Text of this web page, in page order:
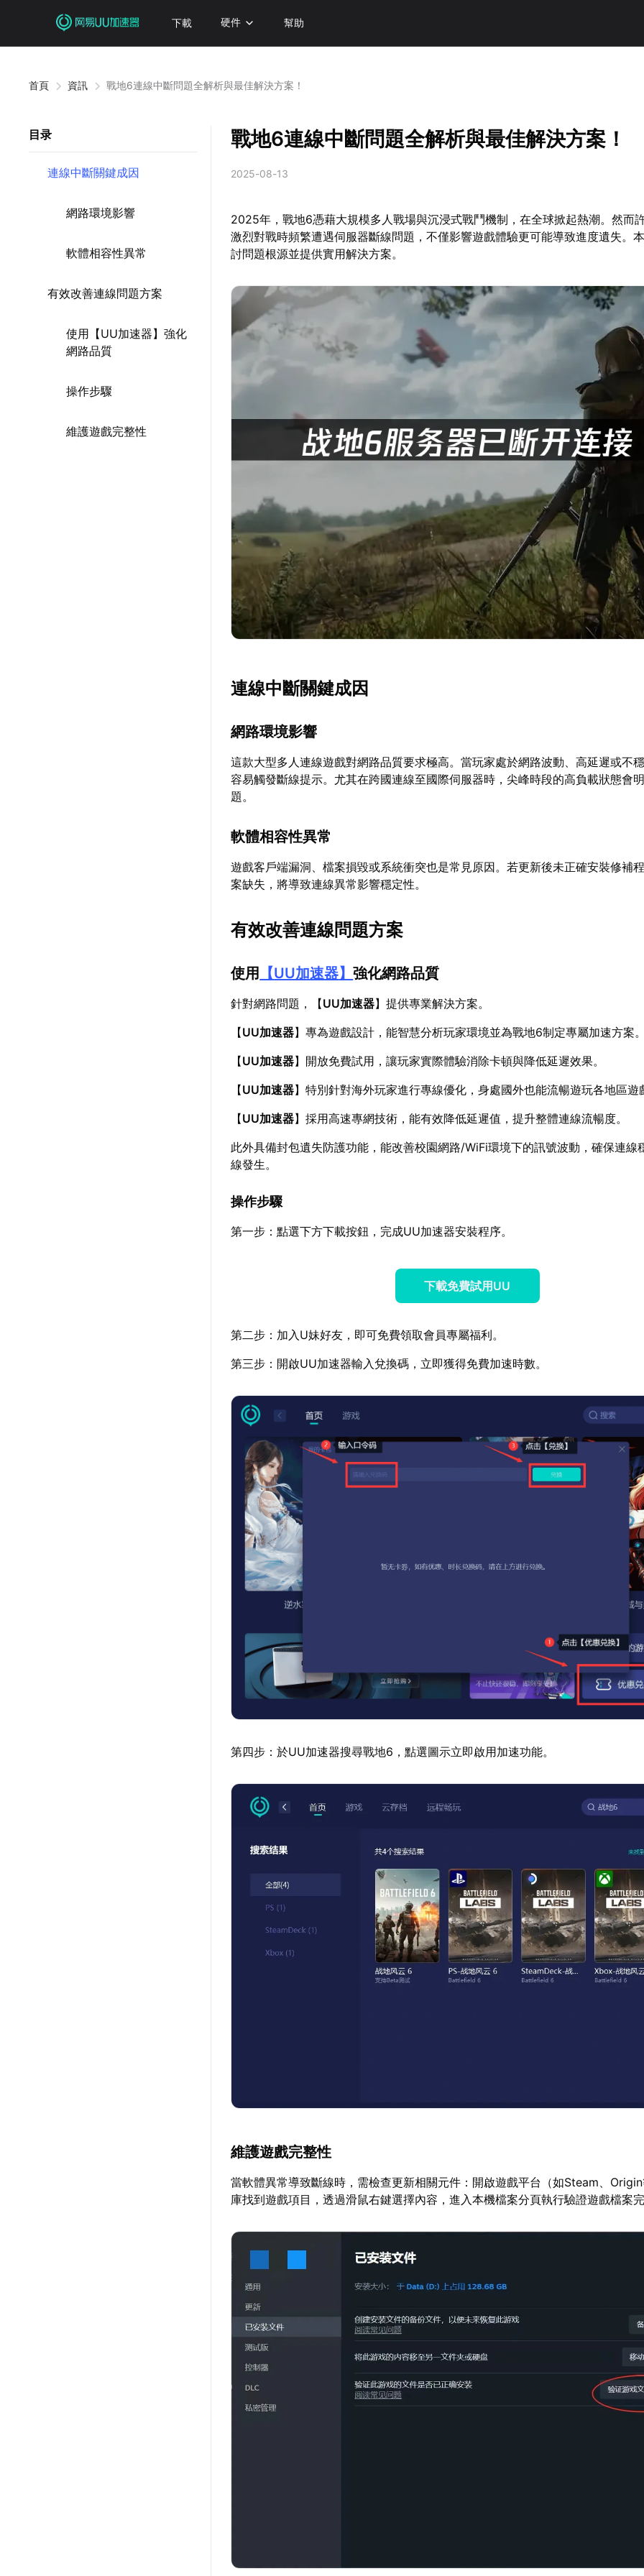
下載 硬件 幫助
首頁 資訊 戰地6連線中斷問題全解析與最佳解決方案！
目录
連線中斷關鍵成因
網路環境影響
軟體相容性異常
有效改善連線問題方案
使用【UU加速器】強化
網路品質
操作步驟
維護遊戲完整性
戰地6連線中斷問題全解析與最佳解決方案！
2025-08-13
2025年，戰地6憑藉大規模多人戰場與沉浸式戰鬥機制，在全球掀起熱潮。然而
激烈對戰時頻繁遭遇伺服器斷線問題，不僅影響遊戲體驗更可能導致進度遺失。
討問題根源並提供實用解決方案。
連線中斷關鍵成因
網路環境影響
這款大型多人連線遊戲對網路品質要求極高。當玩家處於網路波動、高延遲或不穩
容易觸發斷線提示。尤其在跨國連線至國際伺服器時，尖峰時段的高負載狀態會
題。
軟體相容性異常
遊戲客戶端漏洞、檔案損毀或系統衝突也是常見原因。若更新後未正確安裝修補
案缺失，將導致連線異常影響穩定性。
有效改善連線問題方案
使用 【UU加速器】強化網路品質
針對網路問題，【UU加速器】提供專業解決方案。
【UU加速器】專為遊戲設計，能智慧分析玩家環境並為戰地6制定專屬加速方案。
【UU加速器】開放免費試用，讓玩家實際體驗消除卡頓與降低延遲效果。
【UU加速器】特別針對海外玩家進行專線優化，身處國外也能流暢遊玩各地區遊
【UU加速器】採用高速專網技術，能有效降低延遲值，提升整體連線流暢度。
此外具備封包遺失防護功能，能改善校園網路/WiFi環境下的訊號波動，確保連線
線發生。
操作步驟
第一步：點選下方下載按鈕，完成UU加速器安裝程序。
下載免費試用UU
第二步：加入U妹好友，即可免費領取會員專屬福利。
第三步：開啟UU加速器輸入兌換碼，立即獲得免費加速時數。
第四步：於UU加速器搜尋戰地6，點選圖示立即啟用加速功能。
維護遊戲完整性
當軟體異常導致斷線時，需檢查更新相關元件：開啟遊戲平台（如Steam、
庫找到遊戲項目，透過滑鼠右鍵選擇內容，進入本機檔案分頁執行驗證遊戲檔案